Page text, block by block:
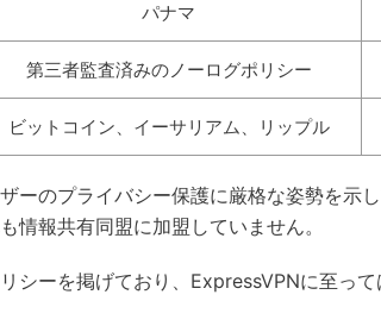
パナマ
第三者監査済みのノーログポリシー
ビットコイン、イーサリアム、リップル
ーのプライバシー保護に厳格な姿勢を示
情報共有同盟に加盟していません。
シーを掲げており、ExpressVPNに至っ